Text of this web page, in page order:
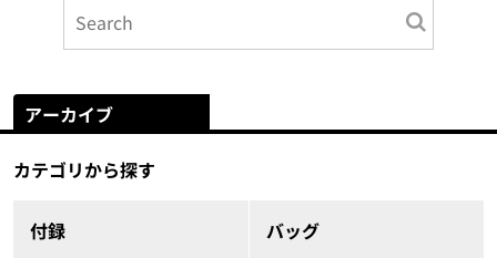
アーカイブ
カテゴリから探す
付録 バッグ